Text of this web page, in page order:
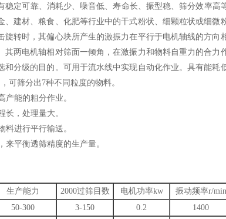
定可靠、消耗少、噪音低、寿命长、振型稳、筛分效率高
、建材、粮食、化肥等行业中的干式粉状、细颗粒状或细
旋转时，其偏心块所产生的激振力在平行于电机轴线的方
其两电机轴相对筛面一倾角，在激振力和物料自重力的合
和分级的目的。可用于流水线中实现自动化作业。具有能
可筛分出7种不同粒度的物料。
能的粗分作业。
，处理量大。
进行平行输送。
平衡透筛精度的生产量。
生产能力 2000过筛目数 电机功率kw 振动频率r/min
50-300 3-150 0.2 1400